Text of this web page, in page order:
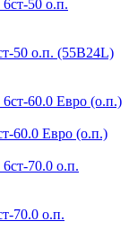
50 о.п. (55B24L)
60.0 Евро (о.п.)
70.0 о.п.